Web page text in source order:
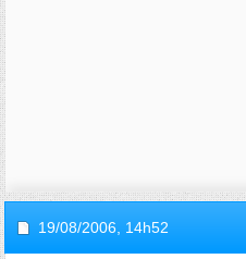
19/08/2006, 14h52